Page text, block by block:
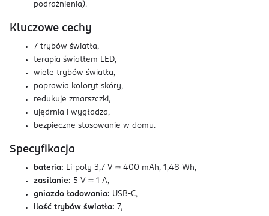
podrażnienia).
Kluczowe cechy
7 trybów światła,
terapia światłem LED,
wiele trybów światła,
poprawia koloryt skóry,
redukuje zmarszczki,
ujędrnia i wygładza,
bezpieczne stosowanie w domu.
Specyfikacja
bateria: Li-poly 3,7 V ⎓ 400 mAh, 1,48 Wh,
zasilanie: 5 V ⎓ 1 A,
gniazdo ładowania: USB-C,
ilość trybów światła: 7,